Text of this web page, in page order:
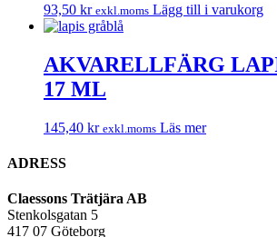
93,50 kr exkl.moms Lägg till i varukorg
AKVARELLFÄRG
17 ML
145,40 kr exkl.moms Läs mer
ADRESS
Claessons Trätjära AB
Stenkolsgatan 5
417 07 Göteborg